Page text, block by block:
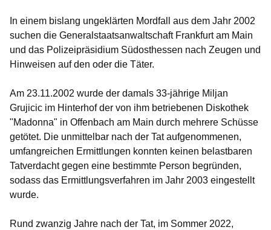
In einem bislang ungeklärten Mordfall aus dem Jahr 2002
suchen die Generalstaatsanwaltschaft Frankfurt am Main
und das Polizeipräsidium Südosthessen nach Zeugen und
Hinweisen auf den oder die Täter.
Am 23.11.2002 wurde der damals 33-jährige Miljan
Grujicic im Hinterhof der von ihm betriebenen Diskothek
"Madonna" in Offenbach am Main durch mehrere Schüsse
getötet. Die unmittelbar nach der Tat aufgenommenen,
umfangreichen Ermittlungen konnten keinen belastbaren
Tatverdacht gegen eine bestimmte Person begründen,
sodass das Ermittlungsverfahren im Jahr 2003 eingestellt
wurde.
Rund zwanzig Jahre nach der Tat, im Sommer 2022,